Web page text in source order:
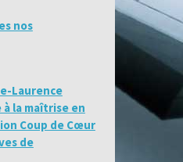
nos
Laurence
la maîtrise en
Coup de Cœur
de